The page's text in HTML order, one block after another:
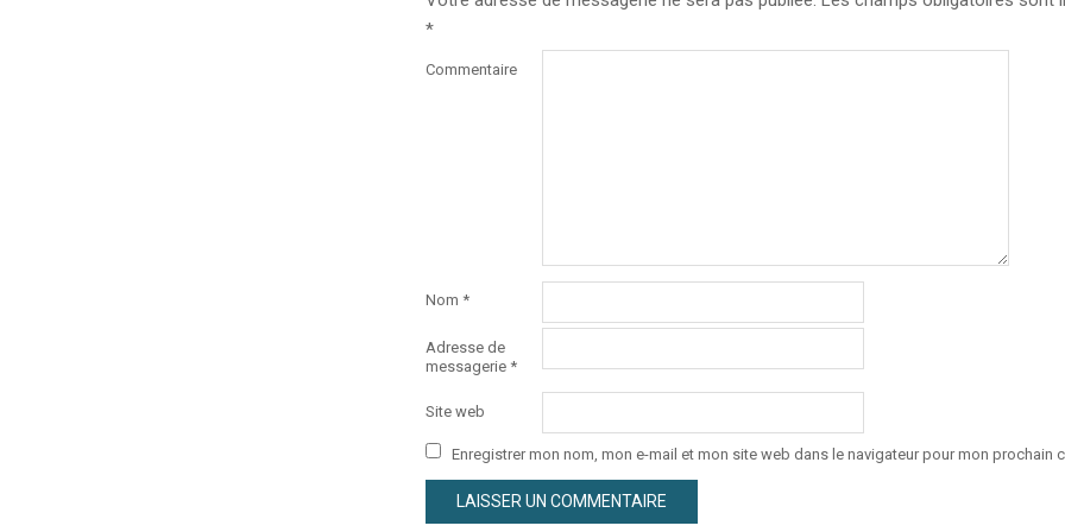
*
Commentaire
Nom *
Adresse de
messagerie *
Site web
Enregistrer mon nom, mon e-mail et mon site web dans le navigateur pour mon prochain